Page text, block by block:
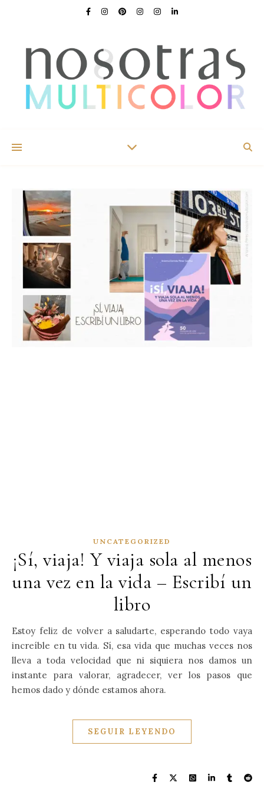
UNCATEGORIZED
¡Sí, viaja! Y viaja sola al menos
una vez en la vida – Escribí un
libro
Estoy feliz de volver a saludarte, esperando todo vaya
increíble en tu vida. Sí, esa vida que muchas veces nos
lleva a toda velocidad que ni siquiera nos damos un
instante para valorar, agradecer, ver los pasos que
hemos dado y dónde estamos ahora.
SEGUIR LEYENDO